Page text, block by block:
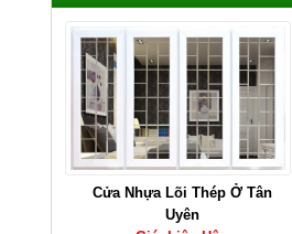
Cửa Nhựa Lõi Thép Ở Tân
Uyên